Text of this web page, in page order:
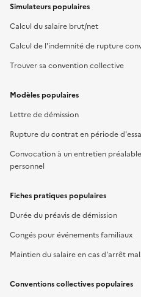
Simulateurs populaires
Calcul du salaire brut/net
Calcul de l'indemnité de rupture
Trouver sa convention collective
Modèles populaires
Lettre de démission
Rupture du contrat en période
Convocation à un entretien
personnel
Fiches pratiques populaires
Durée du préavis de démission
Congés pour événements familiaux
Maintien du salaire en cas d'arrêt
Conventions collectives populaires